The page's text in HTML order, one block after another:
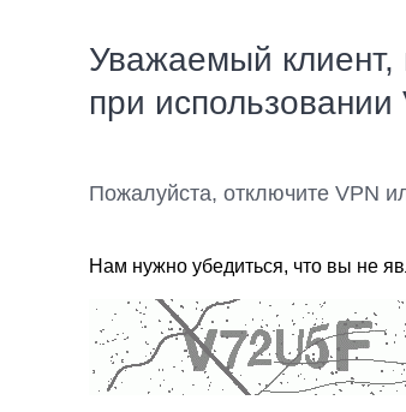
Уважаемый клиент,
при
Пожалуйста, отключите VPN
Нам нужно убедиться, что вы не